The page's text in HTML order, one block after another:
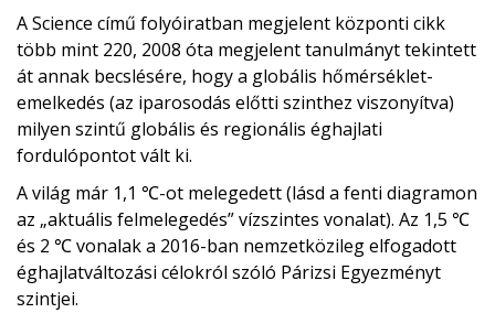
A Science című folyóiratban megjelent központi cikk
több mint 220, 2008 óta megjelent tanulmányt tekintett
át annak becslésére, hogy a globális hőmérséklet-
emelkedés (az iparosodás előtti szinthez viszonyítva)
milyen szintű globális és regionális éghajlati
fordulópontot vált ki.
A világ már 1,1 ℃-ot melegedett (lásd a fenti diagramon
az „aktuális felmelegedés” vízszintes vonalat). Az 1,5 ℃
és 2 ℃ vonalak a 2016-ban nemzetközileg elfogadott
éghajlatváltozási célokról szóló Párizsi Egyezményt
szintjei.